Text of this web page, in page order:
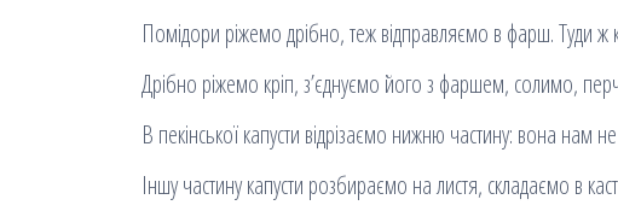
Помідори ріжемо дрібно, теж відправляємо в фарш. Туди ж
Дрібно ріжемо кріп, з’єднуємо його з фаршем, солимо,
В пекінської капусти відрізаємо нижню частину: вона нам
Іншу частину капусти розбираємо на листя, складаємо в